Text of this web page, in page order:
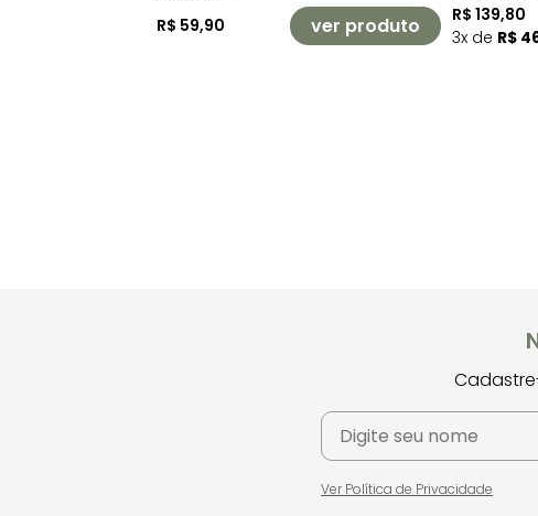
R$ 59,90 ver produto
R$ 139,80
3x de R$
Ver Política de Privacidade